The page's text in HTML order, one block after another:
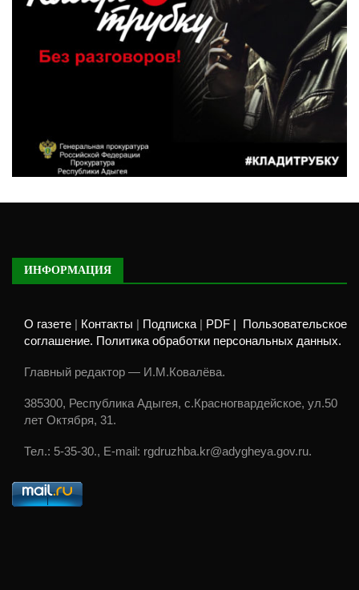
ИНФОРМАЦИЯ
О газете Контакты Подписка PDF |
Пользовательское
соглашение. Политика обработки персональных данных.
Главный редактор — И.М.Ковалёва.
385300, Республика Адыгея, с.Красногвардейское, ул.50
лет Октября, 31.
Тел.: 5-35-30., E-mail: rgdruzhba.kr@adygheya.gov.ru.